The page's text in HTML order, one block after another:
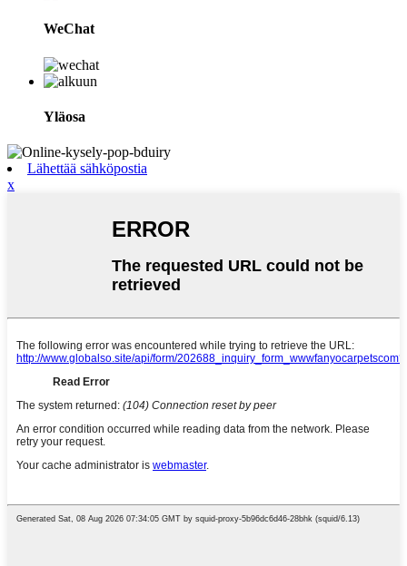
WeChat
Yläosa
Lähettää sähköpostia
x